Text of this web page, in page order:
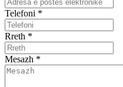
Telefoni *
Rreth *
Mesazh *